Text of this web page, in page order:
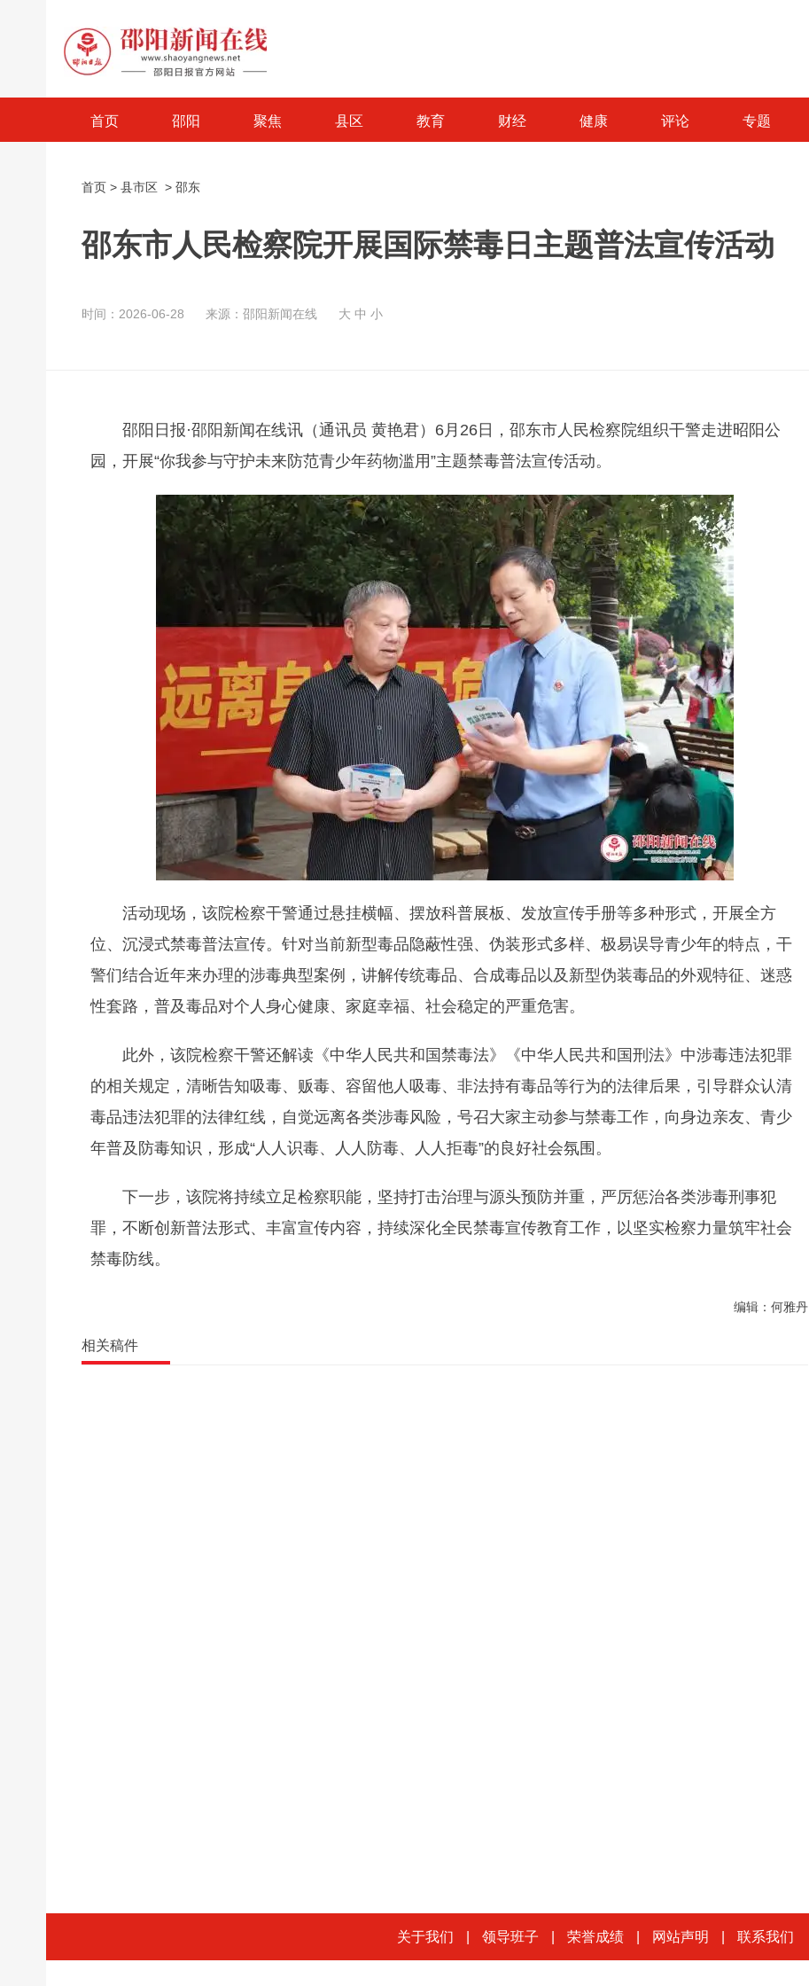
首页 邵阳 聚焦 县区 教育 财经 健康 评论 专题
首页 > 县市区 > 邵东
邵东市人民检察院开展国际禁毒日主题普法宣传活动
时间：2026-06-28 来源：邵阳新闻在线 大 中 小
邵阳日报·邵阳新闻在线讯（通讯员 黄艳君）6月26日，邵东市人民检察院组织干警走进昭阳公
园，开展“你我参与守护未来防范青少年药物滥用”主题禁毒普法宣传活动。
活动现场，该院检察干警通过悬挂横幅、摆放科普展板、发放宣传手册等多种形式，开展全方
位、沉浸式禁毒普法宣传。针对当前新型毒品隐蔽性强、伪装形式多样、极易误导青少年的特点，干
警们结合近年来办理的涉毒典型案例，讲解传统毒品、合成毒品以及新型伪装毒品的外观特征、迷惑
性套路，普及毒品对个人身心健康、家庭幸福、社会稳定的严重危害。
此外，该院检察干警还解读《中华人民共和国禁毒法》《中华人民共和国刑法》中涉毒违法犯罪
的相关规定，清晰告知吸毒、贩毒、容留他人吸毒、非法持有毒品等行为的法律后果，引导群众认清
毒品违法犯罪的法律红线，自觉远离各类涉毒风险，号召大家主动参与禁毒工作，向身边亲友、青少
年普及防毒知识，形成“人人识毒、人人防毒、人人拒毒”的良好社会氛围。
下一步，该院将持续立足检察职能，坚持打击治理与源头预防并重，严厉惩治各类涉毒刑事犯
罪，不断创新普法形式、丰富宣传内容，持续深化全民禁毒宣传教育工作，以坚实检察力量筑牢社会
禁毒防线。
编辑：何雅丹
相关稿件
关于我们 领导班子 荣誉成绩 网站声明 联系我们